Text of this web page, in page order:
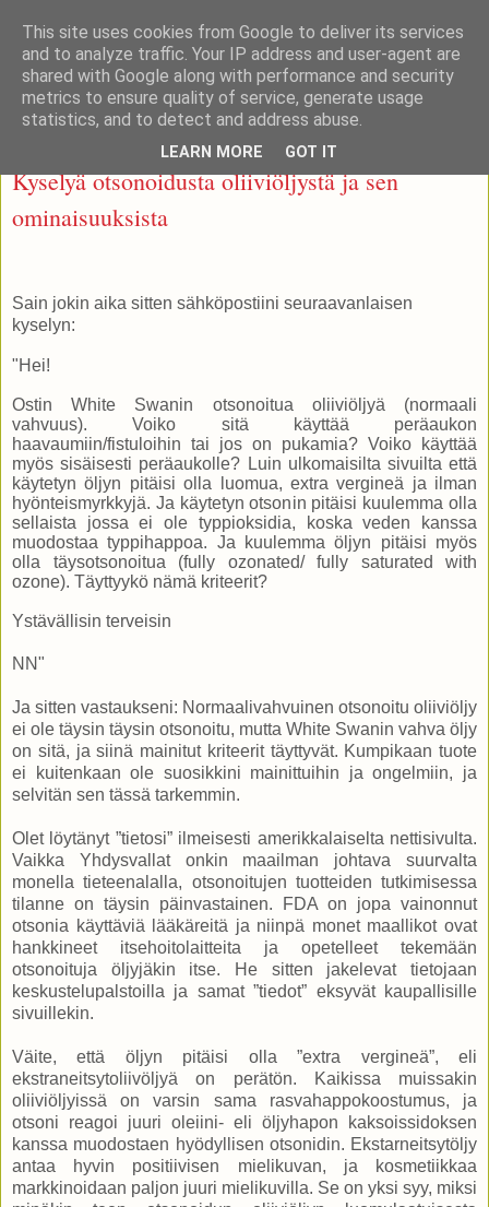
Otsonoidut ihonhoitotuotteet
sunnuntai 12. elokuuta 2018
Kyselyä otsonoidusta oliiviöljystä ja sen
ominaisuuksista
Sain jokin aika sitten sähköpostiini seuraavanlaisen
kyselyn:
"Hei!
Ostin White Swanin otsonoitua oliiviöljyä (normaali
vahvuus). Voiko sitä käyttää peräaukon
haavaumiin/fistuloihin tai jos on pukamia? Voiko käyttää
myös sisäisesti peräaukolle? Luin ulkomaisilta sivuilta että
käytetyn öljyn pitäisi olla luomua, extra vergineä ja ilman
hyönteismyrkkyjä. Ja käytetyn otsonin pitäisi kuulemma olla
sellaista jossa ei ole typpioksidia, koska veden kanssa
muodostaa typpihappoa. Ja kuulemma öljyn pitäisi myös
olla täysotsonoitua (fully ozonated/ fully saturated with
ozone). Täyttyykö nämä kriteerit?
Ystävällisin terveisin
NN"
Ja sitten vastaukseni: Normaalivahvuinen otsonoitu oliiviöljy
ei ole täysin täysin otsonoitu, mutta White Swanin vahva öljy
on sitä, ja siinä mainitut kriteerit täyttyvät. Kumpikaan tuote
ei kuitenkaan ole suosikkini mainittuihin ja ongelmiin, ja
selvitän sen tässä tarkemmin.
Olet löytänyt ”tietosi” ilmeisesti amerikkalaiselta nettisivulta.
Vaikka Yhdysvallat onkin maailman johtava suurvalta
monella tieteenalalla, otsonoitujen tuotteiden tutkimisessa
tilanne on täysin päinvastainen. FDA on jopa vainonnut
otsonia käyttäviä lääkäreitä ja niinpä monet maallikot ovat
hankkineet itsehoitolaitteita ja opetelleet tekemään
otsonoituja öljyjäkin itse. He sitten jakelevat tietojaan
keskustelupalstoilla ja samat ”tiedot” eksyvät kaupallisille
sivuillekin.
Väite, että öljyn pitäisi olla ”extra vergineä”, eli
ekstraneitsytoliivöljyä on perätön. Kaikissa muissakin
oliiviöljyissä on varsin sama rasvahappokoostumus, ja
otsoni reagoi juuri oleiini- eli öljyhapon kaksoissidoksen
kanssa muodostaen hyödyllisen otsonidin. Ekstarneitsytöljy
antaa hyvin positiivisen mielikuvan, ja kosmetiikkaa
markkinoidaan paljon juuri mielikuvilla. Se on yksi syy, miksi
This site uses cookies from Google to deliver its services
and to analyze traffic. Your IP address and user-agent are
shared with Google along with performance and security
metrics to ensure quality of service, generate usage
statistics, and to detect and address abuse.
LEARN MORE GOT IT